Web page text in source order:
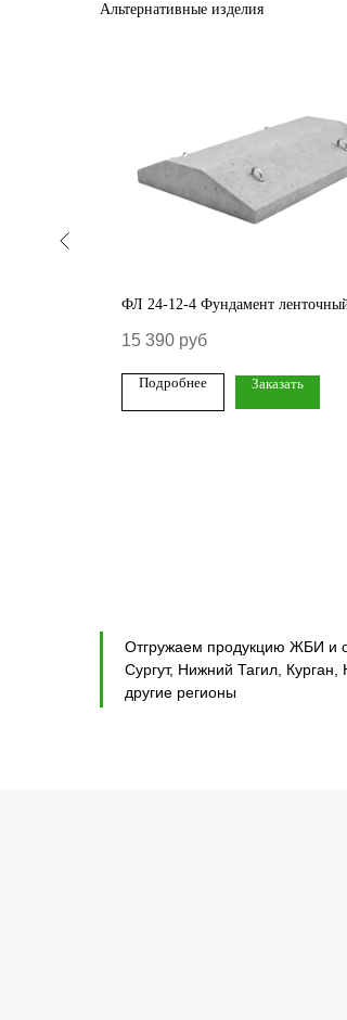
Альтернативные изделия
ФЛ 24-12-4 Фундамент
15 390 руб
Подробнее Заказать
Отгружаем продукцию ЖБИ и
Сургут, Нижний Тагил,
другие регионы